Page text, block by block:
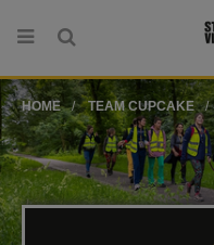
HOME TEAM CUPCAKE